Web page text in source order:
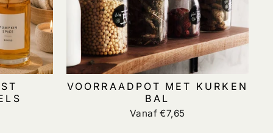
VOORRAADPOT MET KURKEN
BAL
Vanaf €7,65